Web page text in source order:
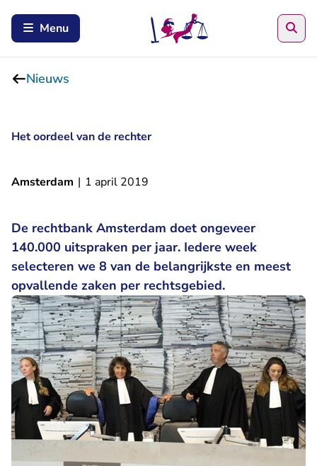
Menu
Nieuws
Het oordeel van de rechter
Amsterdam | 1 april 2019
De rechtbank Amsterdam doet ongeveer
140.000 uitspraken per jaar. Iedere week
selecteren we 8 van de belangrijkste en meest
opvallende zaken per rechtsgebied.